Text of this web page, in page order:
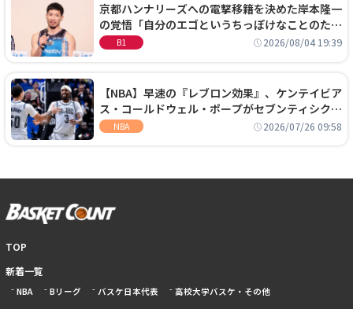
京都ハンナリーズへの電撃移籍を決めた岸本隆一
の覚悟「自分のエゴというちっぽけなことのため
に、京都に来たわけではない」
B1 2026/08/04 19:39
【NBA】早速の『レブロン効果』、ケンテイビア
ス・コールドウェル・ポープがセブンティシクサ
ーズに1年契約で加入
NBA 2026/07/26 09:58
TOP
新着一覧
NBA Bリーグ バスケ日本代表 高校大学バスケ・その他